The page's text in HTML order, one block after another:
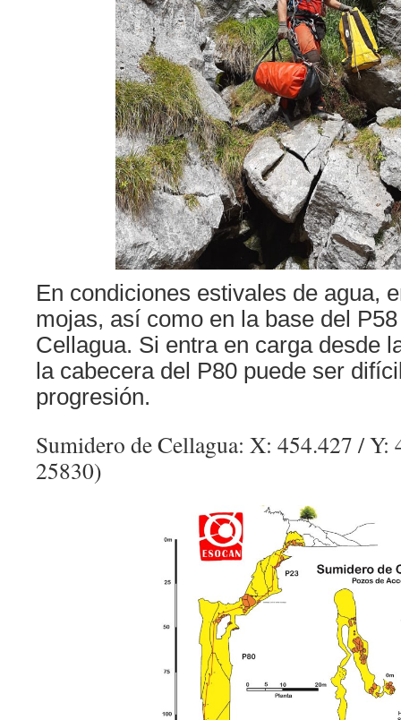
En condiciones estivales de agua,
mojas, así como en la base del
Cellagua. Si entra en carga desde
la cabecera del P80 puede ser
progresión.
Sumidero de Cellagua: X: 454.427 / Y:
25830)